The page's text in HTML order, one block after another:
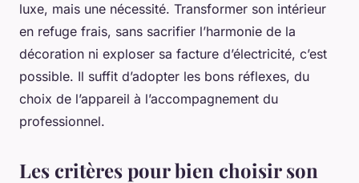
luxe, mais une nécessité. Transformer son intérieur
en refuge frais, sans sacrifier l’harmonie de la
décoration ni exploser sa facture d’électricité, c’est
possible. Il suffit d’adopter les bons réflexes, du
choix de l’appareil à l’accompagnement du
professionnel.
Les critères pour bien choisir son